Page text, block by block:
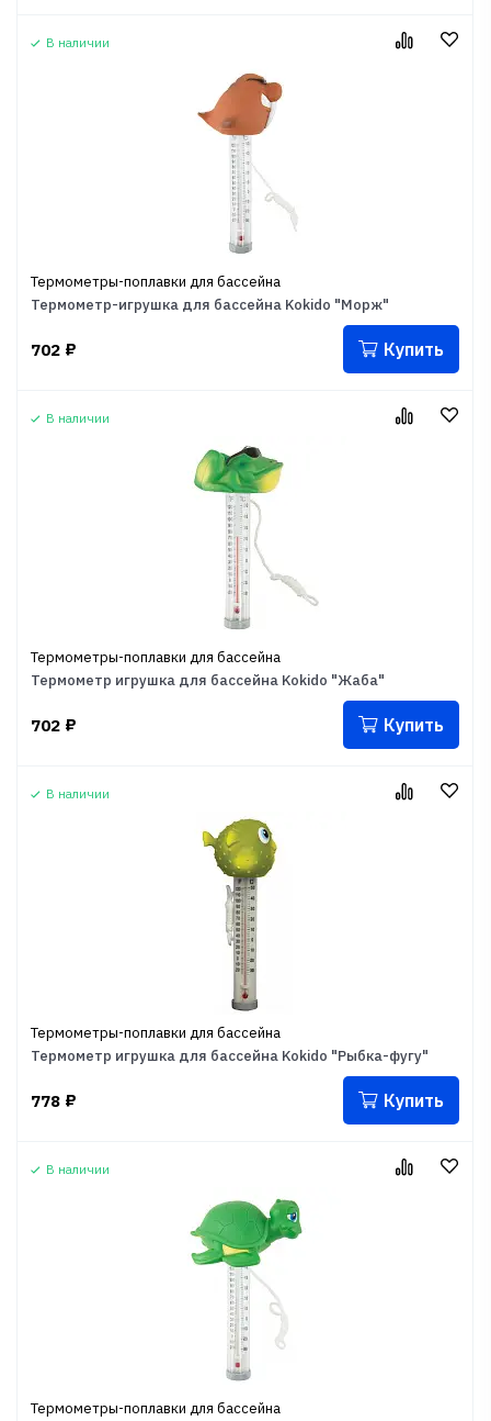
В наличии
Термометры-поплавки для бассейна
Термометр-игрушка для бассейна Kokido "Морж"
702 ₽ Купить
В наличии
Термометры-поплавки для бассейна
Термометр игрушка для бассейна Kokido "Жаба"
702 ₽ Купить
В наличии
Термометры-поплавки для бассейна
Термометр игрушка для бассейна Kokido "Рыбка-фугу"
778 ₽ Купить
В наличии
Термометры-поплавки для бассейна